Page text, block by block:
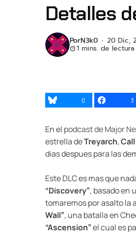
Detalles
PorN3k0 20 Dic,
1 mins. de lectura
0 3
En el podcast de Major
estrella deTreyarch,
dias despues para las
Este DLC es mas que
“Discovery”, basado en
tomaremos por asalto la
Wall”, una batalla en
“Ascension”el cual es